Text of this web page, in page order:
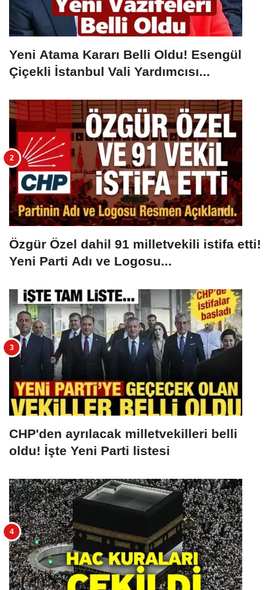
Yeni Atama Kararı Belli Oldu! Esengül
Çiçekli İstanbul Vali Yardımcısı...
Özgür Özel dahil 91 milletvekili istifa etti!
Yeni Parti Adı ve Logosu...
CHP'den ayrılacak milletvekilleri belli
oldu! İşte Yeni Parti listesi